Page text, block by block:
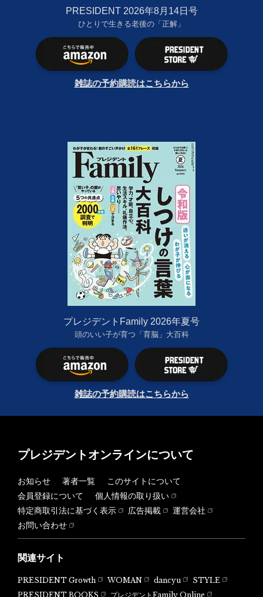
PRESIDENT 2026年8月14日号
ひとりで生きる老後の「正解」
雑誌の予約購読はこちらから
プレジデントFamily 2026年夏号
頭のいい子が育つ「育脳」大百科
雑誌の予約購読はこちらから
プレジデントオンラインについて
お知らせ 著者一覧
このサイトについて
会員登録について
個人情報の取り扱い
特定商取引法に基づく表示
広告掲載
運営会社
お問い合わせ
関連サイト
PRESIDENT Growth WOMAN dancyu
STYLE
PRESIDENT BOOKS
プレジデントFamily Online